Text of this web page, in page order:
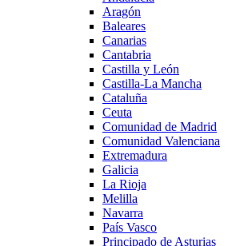
Aragón
Baleares
Canarias
Cantabria
Castilla y León
Castilla-La Mancha
Cataluña
Ceuta
Comunidad de Madrid
Comunidad Valenciana
Extremadura
Galicia
La Rioja
Melilla
Navarra
País Vasco
Principado de Asturias